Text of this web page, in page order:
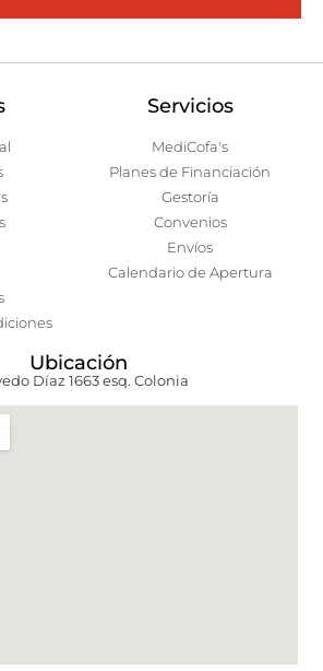
Servicios
MediCofa's
Planes de Financiación
Gestoría
Convenios
Envíos
Calendario de Apertura
Ubicación
Díaz 1663 esq. Colonia